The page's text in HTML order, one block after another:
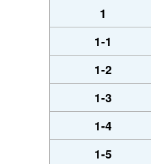
1
1-1
1-2
1-3
1-4
1-5